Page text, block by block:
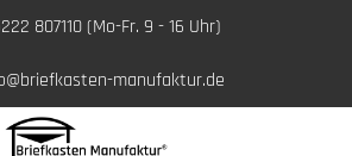
807110 (Mo-Fr. 9 - 16 Uhr)
manufaktur.de